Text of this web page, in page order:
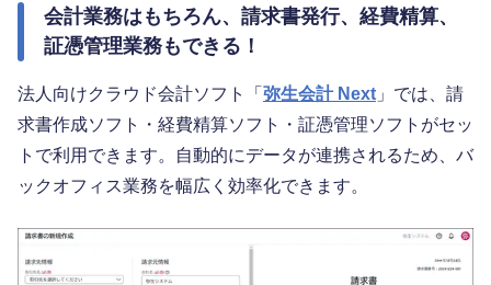
会計業務はもちろん、請求書発行、経費精算、
証憑管理業務もできる！
法人向けクラウド会計ソフト「 弥生会計 Next 」では、請
求書作成ソフト・経費精算ソフト・証憑管理ソフトがセッ
トで利用できます。自動的にデータが連携されるため、バ
ックオフィス業務を幅広く効率化できます。